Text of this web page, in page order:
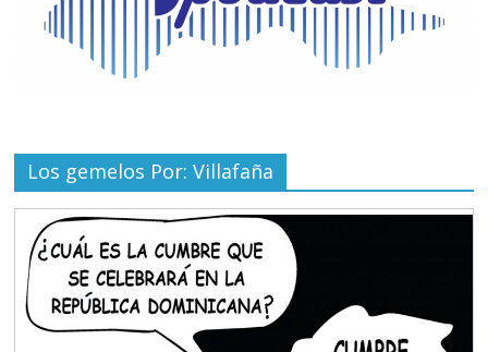
Los gemelos Por: Villafaña